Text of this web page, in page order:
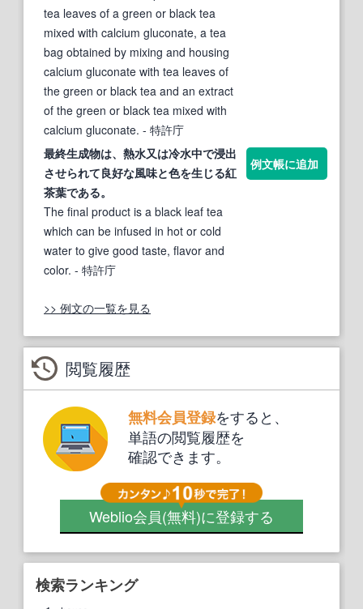
tea leaves of a green or black tea
mixed with calcium gluconate, a tea
bag obtained by mixing and housing
calcium gluconate with tea leaves of
the green or black tea and an extract
of the green or black tea mixed with
calcium gluconate. - 特許庁
最終生成物は、熱水又は冷水中で浸出
させられて良好な風味と色を生じる紅
茶葉である。
The final product is a black leaf tea
which can be infused in hot or cold
water to give good taste, flavor and
color. - 特許庁
例文帳に追加
>> 例文の一覧を見る
閲覧履歴
無料会員登録をすると、
単語の閲覧履歴を
確認できます。
Weblio会員(無料)に登録する
検索ランキング